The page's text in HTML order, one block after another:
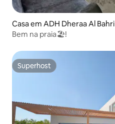
Casa em ADH Dheraa Al Bahri
Bem na praia🏖!
Superhost
Superhost